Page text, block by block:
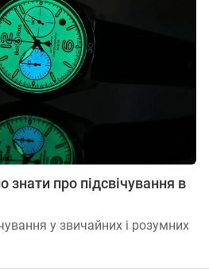
знати про підсвічування в
у звичайних і розумних